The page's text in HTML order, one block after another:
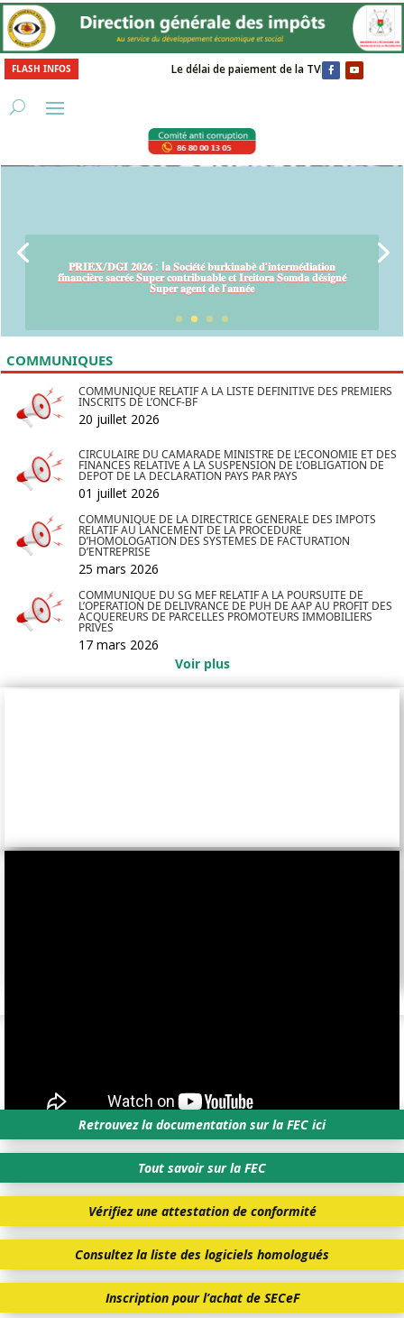
FLASH INFOS Le délai de paiement de la TVM est fixé au 31 mars
𝐏𝐑𝐈𝐄𝐗/𝐃𝐆𝐈 𝟐𝟎𝟐𝟔 : l𝐚 𝐒𝐨𝐜𝐢𝐞́𝐭𝐞́ 𝐛𝐮𝐫𝐤𝐢𝐧𝐚𝐛𝐞̀ 𝐝’𝐢𝐧𝐭𝐞𝐫𝐦𝐞́𝐝𝐢𝐚𝐭𝐢𝐨𝐧
𝐟𝐢𝐧𝐚𝐧𝐜𝐢𝐞̀𝐫𝐞 𝐬𝐚𝐜𝐫𝐞́𝐞 𝐒𝐮𝐩𝐞𝐫 𝐜𝐨𝐧𝐭𝐫𝐢𝐛𝐮𝐚𝐛𝐥𝐞 𝐞𝐭 𝐈𝐫𝐞𝐢𝐭𝐨𝐫𝐚 𝐒𝐨𝐦𝐝𝐚 𝐝𝐞́𝐬𝐢𝐠𝐧𝐞́
𝐒𝐮𝐩𝐞𝐫 𝐚𝐠𝐞𝐧𝐭 𝐝𝐞 𝐥’𝐚𝐧𝐧𝐞́𝐞
COMMUNIQUES
COMMUNIQUE RELATIF A LA LISTE DEFINITIVE DES PREMIERS
INSCRITS DE L’ONCF-BF
20 juillet 2026
CIRCULAIRE DU CAMARADE MINISTRE DE L’ECONOMIE ET DES
FINANCES RELATIVE A LA SUSPENSION DE L’OBLIGATION DE
DEPOT DE LA DECLARATION PAYS PAR PAYS
01 juillet 2026
COMMUNIQUE DE LA DIRECTRICE GENERALE DES IMPOTS
RELATIF AU LANCEMENT DE LA PROCEDURE
D’HOMOLOGATION DES SYSTEMES DE FACTURATION
D’ENTREPRISE
25 mars 2026
COMMUNIQUE DU SG MEF RELATIF A LA POURSUITE DE
L’OPERATION DE DELIVRANCE DE PUH DE AAP AU PROFIT DES
ACQUEREURS DE PARCELLES PROMOTEURS IMMOBILIERS
PRIVES
17 mars 2026
Voir plus
Retrouvez la documentation sur la FEC ici
Tout savoir sur la FEC
Vérifiez une attestation de conformité
Consultez la liste des logiciels homologués
Inscription pour l’achat de SECeF